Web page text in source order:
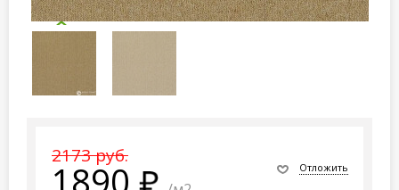
2173 руб.
Отложить